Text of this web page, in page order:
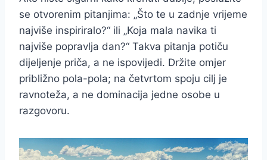
se otvorenim pitanjima: „Što te u zadnje vrijeme
najviše inspiriralo?“ ili „Koja mala navika ti
najviše popravlja dan?“ Takva pitanja potiču
dijeljenje priča, a ne ispovijedi. Držite omjer
približno pola-pola; na četvrtom spoju cilj je
ravnoteža, a ne dominacija jedne osobe u
razgovoru.